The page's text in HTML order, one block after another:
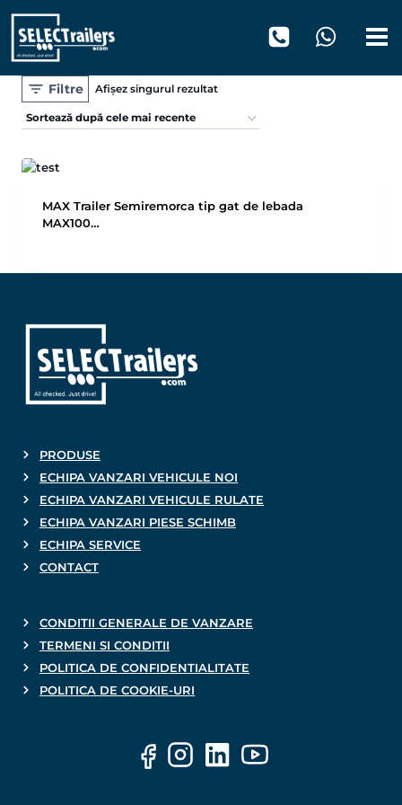
content
Filtre Afișez singurul rezultat
MAX Trailer Semiremorca tip gat de lebada
MAX100…
PRODUSE
ECHIPA VANZARI VEHICULE NOI
ECHIPA VANZARI VEHICULE RULATE
ECHIPA VANZARI PIESE SCHIMB
ECHIPA SERVICE
CONTACT
CONDITII GENERALE DE VANZARE
TERMENI SI CONDITII
POLITICA DE CONFIDENTIALITATE
POLITICA DE COOKIE-URI